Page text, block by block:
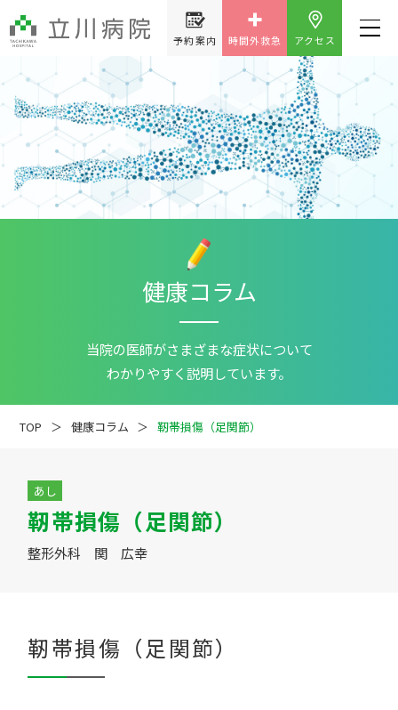
疾患解説
予約案内 時間外救急 アクセス
健康コラム
当院の医師がさまざまな症状について
わかりやすく説明しています。
TOP 健康コラム 靭帯損傷（足関節）
あし
靭帯損傷（足関節）
整形外科 関 広幸
靭帯損傷（足関節）